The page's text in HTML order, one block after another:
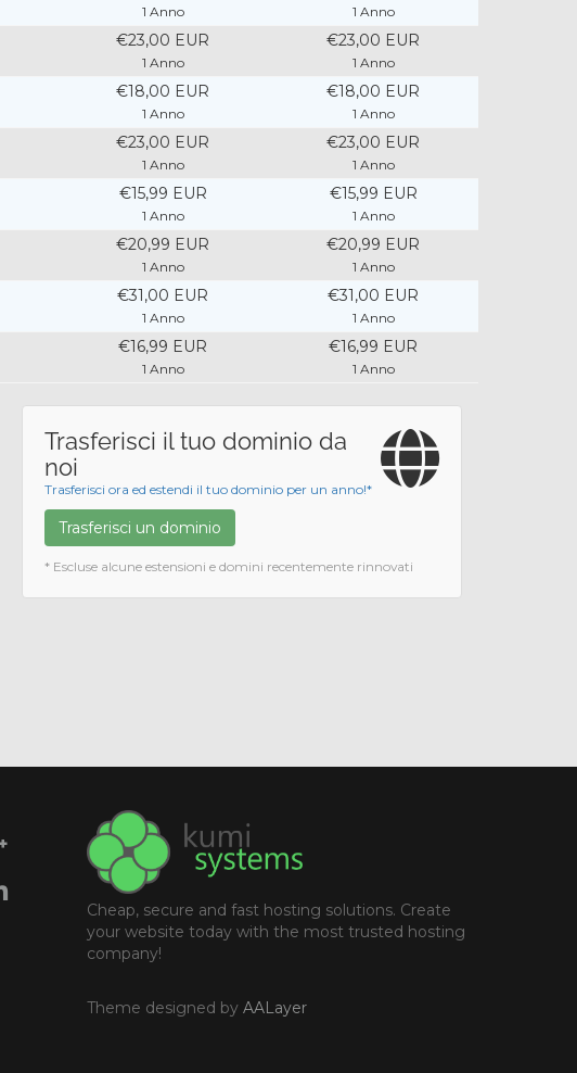
1 Anno 1 Anno
€23,00 EUR
1 Anno
€23,00 EUR
1 Anno
€18,00 EUR
1 Anno
€18,00 EUR
1 Anno
€23,00 EUR
1 Anno
€23,00 EUR
1 Anno
€15,99 EUR
1 Anno
€15,99 EUR
1 Anno
€20,99 EUR
1 Anno
€20,99 EUR
1 Anno
€31,00 EUR
1 Anno
€31,00 EUR
1 Anno
€16,99 EUR
1 Anno
€16,99 EUR
1 Anno
Trasferisci il tuo dominio da
noi
Trasferisci ora ed estendi il tuo dominio per un anno!*
Trasferisci un dominio
* Escluse alcune estensioni e domini recentemente rinnovati
Cheap, secure and fast hosting solutions. Create
your website today with the most trusted hosting
company!
Theme designed byAALayer